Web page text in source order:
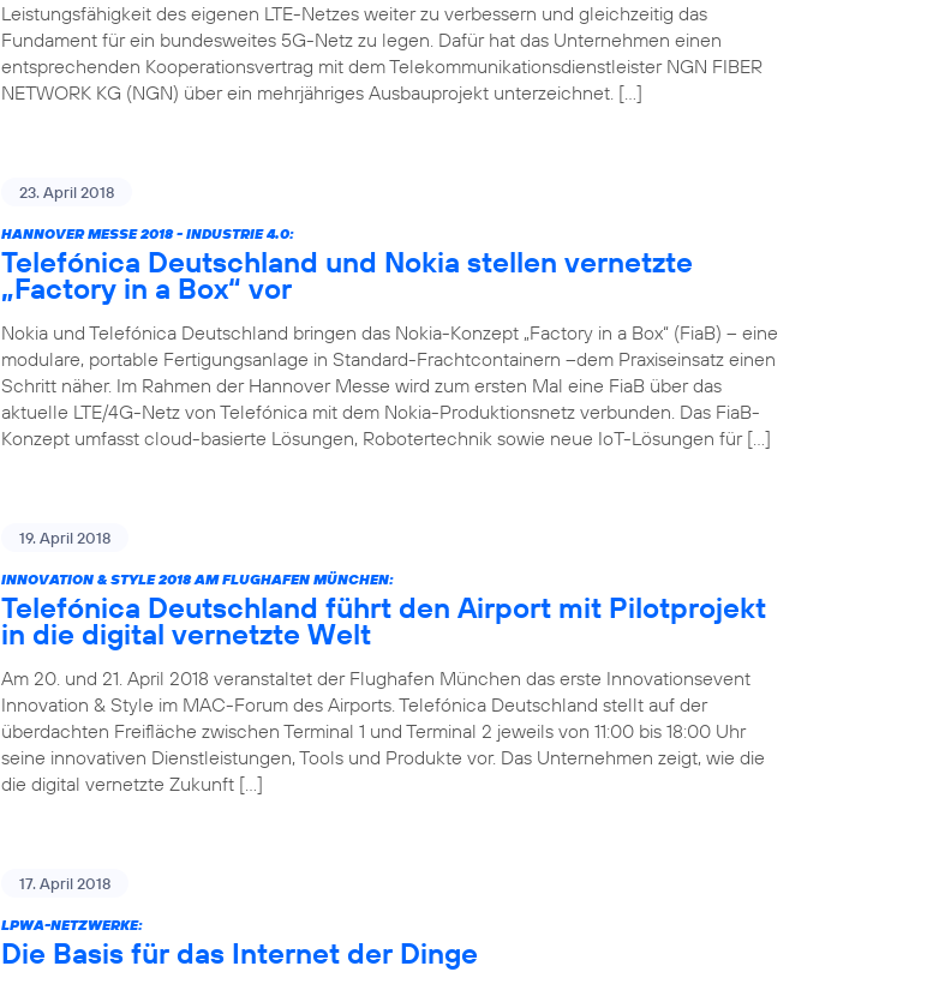
Leistungsfähigkeit des eigenen LTE-Netzes weiter zu verbessern und gleichzeitig das
Fundament für ein bundesweites 5G-Netz zu legen. Dafür hat das Unternehmen einen
entsprechenden Kooperationsvertrag mit dem Telekommunikationsdienstleister NGN FIBER
NETWORK KG (NGN) über ein mehrjähriges Ausbauprojekt unterzeichnet. […]
23. April 2018
HANNOVER MESSE 2018 - INDUSTRIE 4.0:
Telefónica Deutschland und Nokia stellen vernetzte
„Factory in a Box“ vor
Nokia und Telefónica Deutschland bringen das Nokia-Konzept „Factory in a Box“ (FiaB) – eine
modulare, portable Fertigungsanlage in Standard-Frachtcontainern –dem Praxiseinsatz einen
Schritt näher. Im Rahmen der Hannover Messe wird zum ersten Mal eine FiaB über das
aktuelle LTE/4G-Netz von Telefónica mit dem Nokia-Produktionsnetz verbunden. Das FiaB-
Konzept umfasst cloud-basierte Lösungen, Robotertechnik sowie neue IoT-Lösungen für […]
19. April 2018
INNOVATION & STYLE 2018 AM FLUGHAFEN MÜNCHEN:
Telefónica Deutschland führt den Airport mit Pilotprojekt
in die digital vernetzte Welt
Am 20. und 21. April 2018 veranstaltet der Flughafen München das erste Innovationsevent
Innovation & Style im MAC-Forum des Airports. Telefónica Deutschland stellt auf der
überdachten Freifläche zwischen Terminal 1 und Terminal 2 jeweils von 11:00 bis 18:00 Uhr
seine innovativen Dienstleistungen, Tools und Produkte vor. Das Unternehmen zeigt, wie die
die digital vernetzte Zukunft […]
17. April 2018
LPWA-NETZWERKE:
Die Basis für das Internet der Dinge